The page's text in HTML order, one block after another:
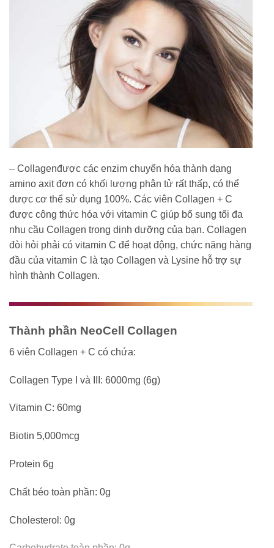
– Collagenđược các enzim chuyển hóa thành dạng
amino axit đơn có khối lượng phân tử rất thấp, có thể
được cơ thể sử dụng 100%. Các viên Collagen + C
được công thức hóa với vitamin C giúp bổ sung tối đa
nhu cầu Collagen trong dinh dưỡng của bạn. Collagen
đòi hỏi phải có vitamin C để hoạt động, chức năng hàng
đầu của vitamin C là tạo Collagen và Lysine hỗ trợ sự
hình thành Collagen.
Thành phần NeoCell Collagen
6 viên Collagen + C có chứa:
Collagen Type I và III: 6000mg (6g)
Vitamin C: 60mg
Biotin 5,000mcg
Protein 6g
Chất béo toàn phần: 0g
Cholesterol: 0g